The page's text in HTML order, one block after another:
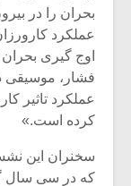
بحران را در
عملکرد
اوج گیری
فشار، موسیقی
عملکرد تاثیر
کرده است.»
سخنران این
که در سی سال